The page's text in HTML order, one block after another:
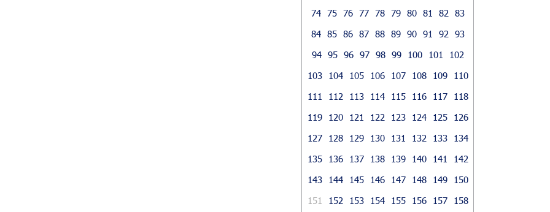
74 75 76 77 78 79 80 81 82
83
84 85 86 87 88 89 90 91 92
93
94 95 96 97 98 99 100 101
102
103
104 105 106 107 108 109
110
111
112 113 114 115 116 117
118
119
120 121 122 123 124 125
126
127
128 129 130 131 132 133
134
135
136 137 138 139 140 141
142
143
144 145 146 147 148 149
150
151
152 153 154 155 156 157
158